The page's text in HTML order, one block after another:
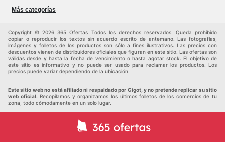
Deportes
Más categorías
Copyright © 2026 365 Ofertas Todos los derechos reservados. Queda prohibido
copiar o reproducir los textos sin acuerdo escrito de antemano. Las fotografías,
imágenes y folletos de los productos son sólo a fines ilustrativos. Las precios con
descuentos vienen de distribuidores oficiales que figuran en este sitio. Las ofertas son
válidas desde y hasta la fecha de vencimiento o hasta agotar stock. El objetivo de
este sitio es informativo y no puede ser usado para reclamar los productos. Los
precios puede variar dependiendo de la ubicación.
Este sitio web no está afiliado ni respaldado por Gigot, y no pretende replicar su sitio
web oficial. Recopilamos y organizamos los últimos folletos de los comercios de tu
zona, todo cómodamente en un solo lugar.